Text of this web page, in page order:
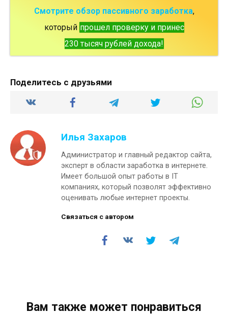
Смотрите обзор пассивного заработка,
который прошел проверку и принес
230 тысяч рублей дохода!
Поделитесь с друзьями
Илья Захаров
Администратор и главный редактор сайта,
эксперт в области заработка в интернете.
Имеет большой опыт работы в IT
компаниях, который позволят эффективно
оценивать любые интернет проекты.
Связаться с автором
Вам также может понравиться